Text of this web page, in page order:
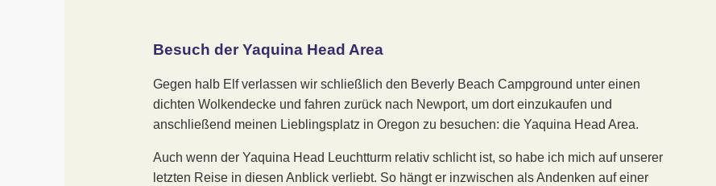
Besuch der Yaquina Head Area
Gegen halb Elf verlassen wir schließlich den Beverly Beach Campground unter einen
dichten Wolkendecke und fahren zurück nach Newport, um dort einzukaufen und
anschließend meinen Lieblingsplatz in Oregon zu besuchen: die Yaquina Head Area.
Auch wenn der Yaquina Head Leuchtturm relativ schlicht ist, so habe ich mich auf unserer
letzten Reise in diesen Anblick verliebt. So hängt er inzwischen als Andenken auf einer